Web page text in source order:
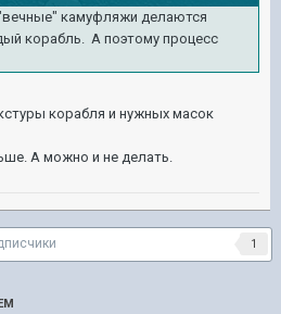
камуфляжи делаются
корабль. А поэтому процесс
корабля и нужных масок
А можно и не делать.
1